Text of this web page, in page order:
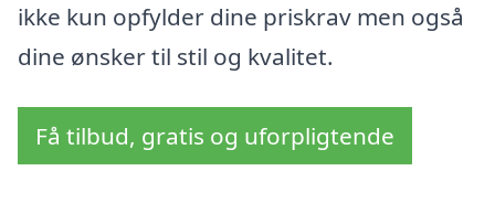
ikke kun opfylder dine priskrav men også
dine ønsker til stil og kvalitet.
Få tilbud, gratis og uforpligtende